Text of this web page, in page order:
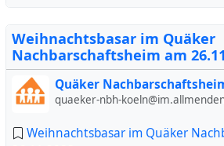
Weihnachtsbasar im Quäker
Nachbarschaftsheim am
Quäker Nachbarschaftsheim e. V.
quaeker-nbh-
Weihnachtsbasar im Quäker